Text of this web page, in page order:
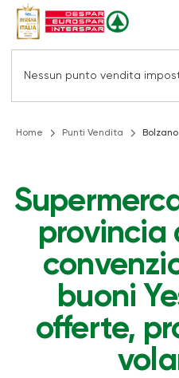
Home Punti Vendita Bolzano
provincia
buoni
offerte,